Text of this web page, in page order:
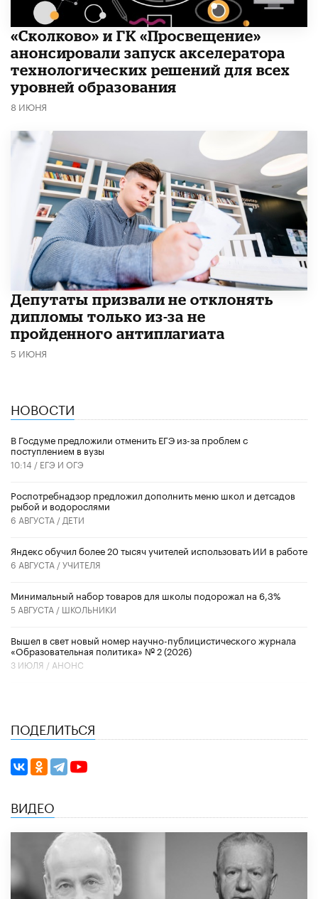
«Сколково» и ГК «Просвещение»
анонсировали запуск акселератора
технологических решений для всех
уровней образования
8 ИЮНЯ
Депутаты призвали не отклонять
дипломы только из-за не
пройденного антиплагиата
5 ИЮНЯ
НОВОСТИ
В Госдуме предложили отменить ЕГЭ из-за проблем с
поступлением в вузы
10:14 / ЕГЭ И ОГЭ
Роспотребнадзор предложил дополнить меню школ и детсадов
рыбой и водорослями
6 АВГУСТА / ДЕТИ
​Яндекс обучил более 20 тысяч учителей использовать ИИ в работе
6 АВГУСТА /УЧИТЕЛЯ
Минимальный набор товаров для школы подорожал на 6,3%
5 АВГУСТА / ШКОЛЬНИКИ
Вышел в свет новый номер научно-публицистического журнала
«Образовательная политика» № 2 (2026)
3 ИЮЛЯ / АНОНС
ПОДЕЛИТЬСЯ
ВИДЕО